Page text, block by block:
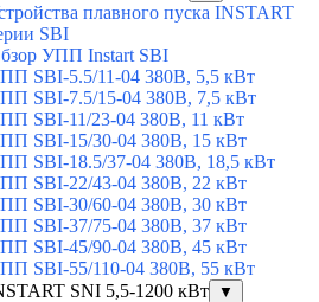
плавного пуска INSTART
SBI
УПП Instart SBI
SBI-5.5/11-04 380В, 5,5 кВт
SBI-7.5/15-04 380В, 7,5 кВт
SBI-11/23-04 380В, 11 кВт
SBI-15/30-04 380В, 15 кВт
SBI-18.5/37-04 380В, 18,5 кВт
SBI-22/43-04 380В, 22 кВт
SBI-30/60-04 380В, 30 кВт
SBI-37/75-04 380В, 37 кВт
SBI-45/90-04 380В, 45 кВт
SBI-55/110-04 380В, 55 кВт
SNI 5,5-1200 кВт
▼